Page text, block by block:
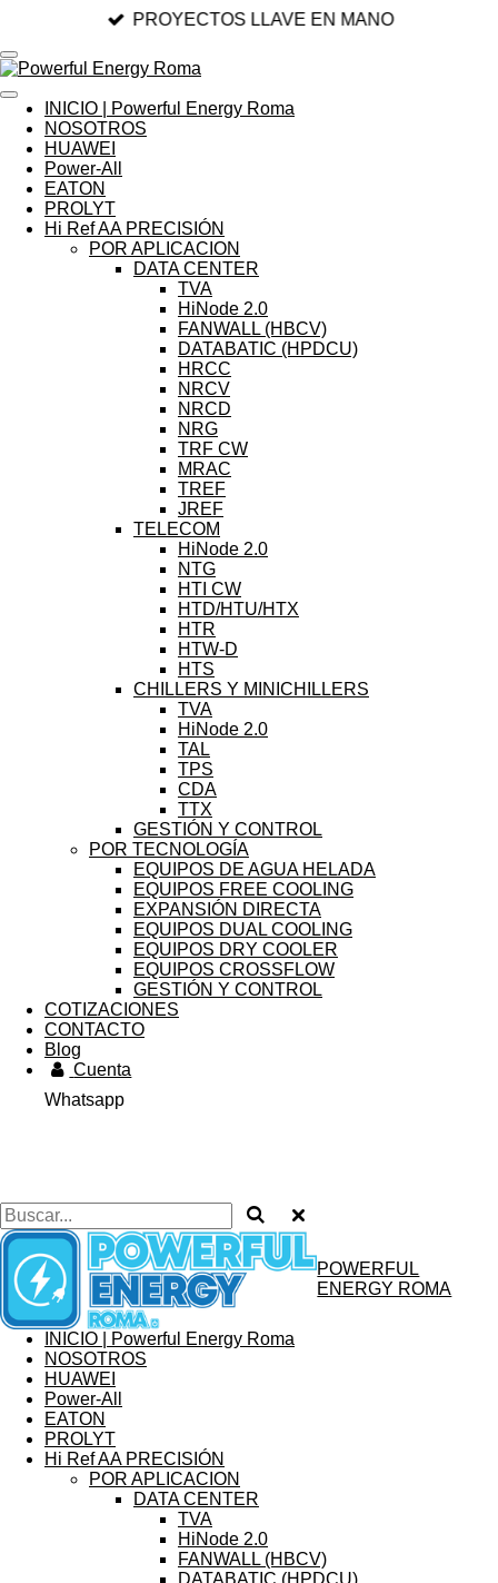
contenido
principal
PROYECTOS LLAVE EN MANO
INICIO | Powerful Energy Roma
NOSOTROS
HUAWEI
Power-All
EATON
PROLYT
Hi Ref AA PRECISIÓN
POR APLICACION
DATA CENTER
TVA
HiNode 2.0
FANWALL (HBCV)
DATABATIC (HPDCU)
HRCC
NRCV
NRCD
NRG
TRF CW
MRAC
TREF
JREF
TELECOM
HiNode 2.0
NTG
HTI CW
HTD/HTU/HTX
HTR
HTW-D
HTS
CHILLERS Y MINICHILLERS
TVA
HiNode 2.0
TAL
TPS
CDA
TTX
GESTIÓN Y CONTROL
POR TECNOLOGÍA
EQUIPOS DE AGUA HELADA
EQUIPOS FREE COOLING
EXPANSIÓN DIRECTA
EQUIPOS DUAL COOLING
EQUIPOS DRY COOLER
EQUIPOS CROSSFLOW
GESTIÓN Y CONTROL
COTIZACIONES
CONTACTO
Blog
Cuenta
Whatsapp
POWERFUL
ENERGY ROMA
INICIO | Powerful Energy Roma
NOSOTROS
HUAWEI
Power-All
EATON
PROLYT
Hi Ref AA PRECISIÓN
POR APLICACION
DATA CENTER
TVA
HiNode 2.0
FANWALL (HBCV)
DATABATIC (HPDCU)